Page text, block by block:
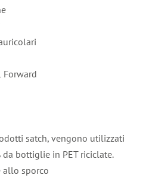
satch, vengono utilizzati
bottiglie in PET riciclate.
allo sporco